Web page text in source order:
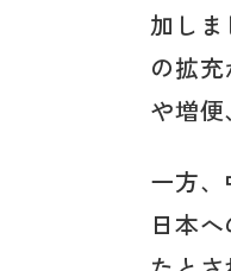
加し
の拡
や増
一方、
日本